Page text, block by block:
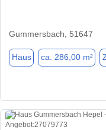
Gummersbach, 51647
Haus ca. 286,00 m²